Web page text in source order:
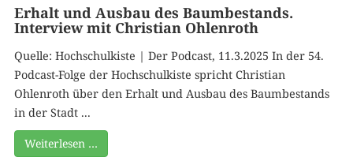
Erhalt und Ausbau des Baumbestands.
Interview mit Christian Ohlenroth
Quelle: Hochschulkiste | Der Podcast, 11.3.2025 In der 54.
Podcast-Folge der Hochschulkiste spricht Christian
Ohlenroth über den Erhalt und Ausbau des Baumbestands
in der Stadt ...
Weiterlesen …